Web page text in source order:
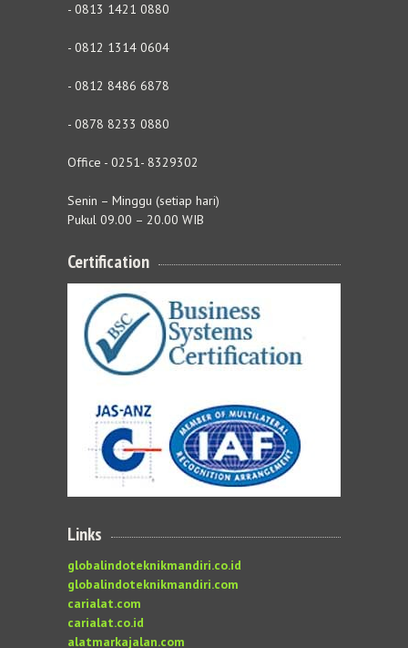
- 0813 1421 0880
- 0812 1314 0604
- 0812 8486 6878
- 0878 8233 0880
Office - 0251- 8329302
Senin – Minggu (setiap hari)
Pukul 09.00 – 20.00 WIB
Certification
Links
globalindoteknikmandiri.co.id
globalindoteknikmandiri.com
carialat.com
carialat.co.id
alatmarkajalan.com